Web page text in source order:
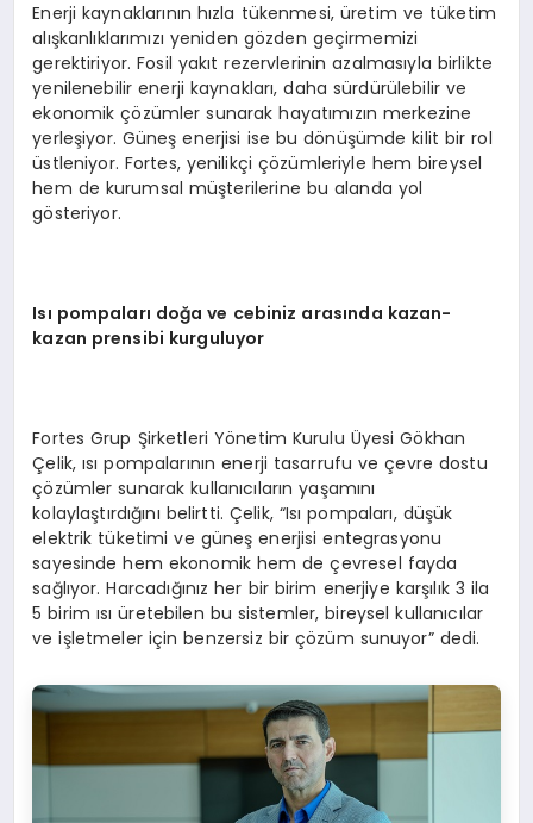
Enerji kaynaklarının hızla tükenmesi, üretim ve tüketim
alışkanlıklarımızı yeniden gözden geçirmemizi
gerektiriyor. Fosil yakıt rezervlerinin azalmasıyla birlikte
yenilenebilir enerji kaynakları, daha sürdürülebilir ve
ekonomik çözümler sunarak hayatımızın merkezine
yerleşiyor. Güneş enerjisi ise bu dönüşümde kilit bir rol
üstleniyor. Fortes, yenilikçi çözümleriyle hem bireysel
hem de kurumsal müşterilerine bu alanda yol
gösteriyor.
Isı pompaları doğa ve cebiniz arasında kazan-
kazan prensibi kurguluyor
Fortes Grup Şirketleri Yönetim Kurulu Üyesi Gökhan
Çelik, ısı pompalarının enerji tasarrufu ve çevre dostu
çözümler sunarak kullanıcıların yaşamını
kolaylaştırdığını belirtti. Çelik, “Isı pompaları, düşük
elektrik tüketimi ve güneş enerjisi entegrasyonu
sayesinde hem ekonomik hem de çevresel fayda
sağlıyor. Harcadığınız her bir birim enerjiye karşılık 3 ila
5 birim ısı üretebilen bu sistemler, bireysel kullanıcılar
ve işletmeler için benzersiz bir çözüm sunuyor” dedi.